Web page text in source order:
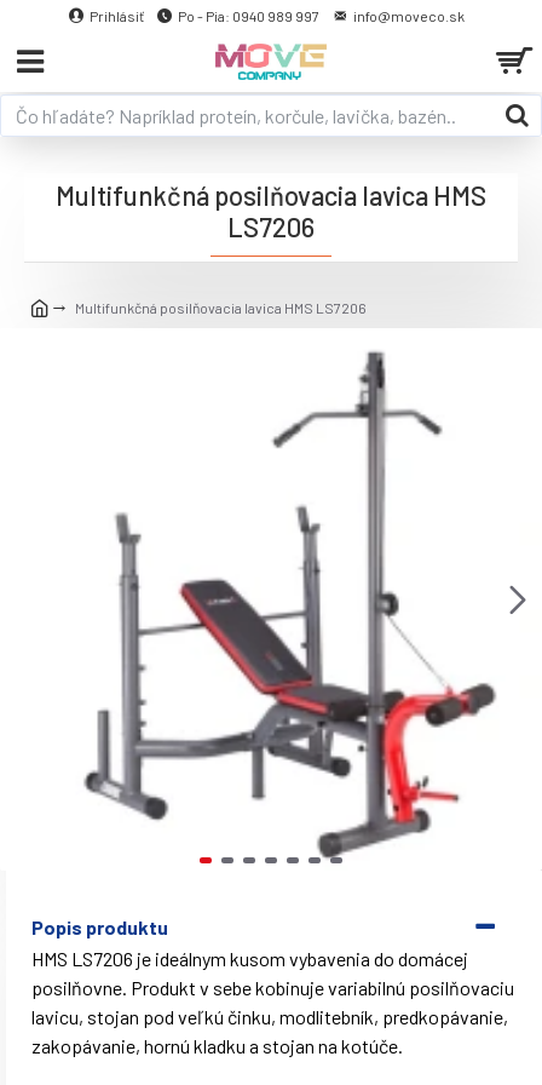
Prihlásiť Po - Pia: 0940 989 997 info@moveco.sk
Multifunkčná posilňovacia lavica HMS LS7206
Multifunkčná posilňovacia lavica HMS
LS7206
Popis produktu
HMS LS7206 je ideálnym kusom vybavenia do domácej
posilňovne. Produkt v sebe kobinuje variabilnú posilňovaciu
lavicu, stojan pod veľkú činku, modlitebník, predkopávanie,
zakopávanie, hornú kladku a stojan na kotúče.